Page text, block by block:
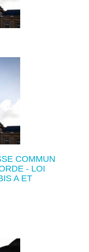
COMMUN
- LOI
A ET